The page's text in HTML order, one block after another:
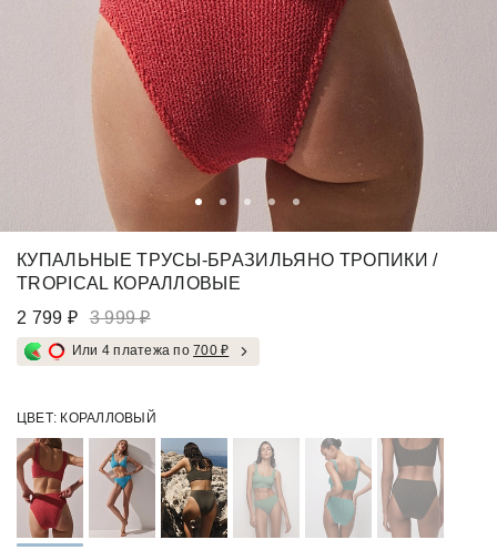
КУПАЛЬНЫЕ ТРУСЫ-БРАЗИЛЬЯНО ТРОПИКИ /
TROPICAL КОРАЛЛОВЫЕ
2 799 ₽
3 999 ₽
Или 4 платежа по700 ₽
ЦВЕТ: КОРАЛЛОВЫЙ